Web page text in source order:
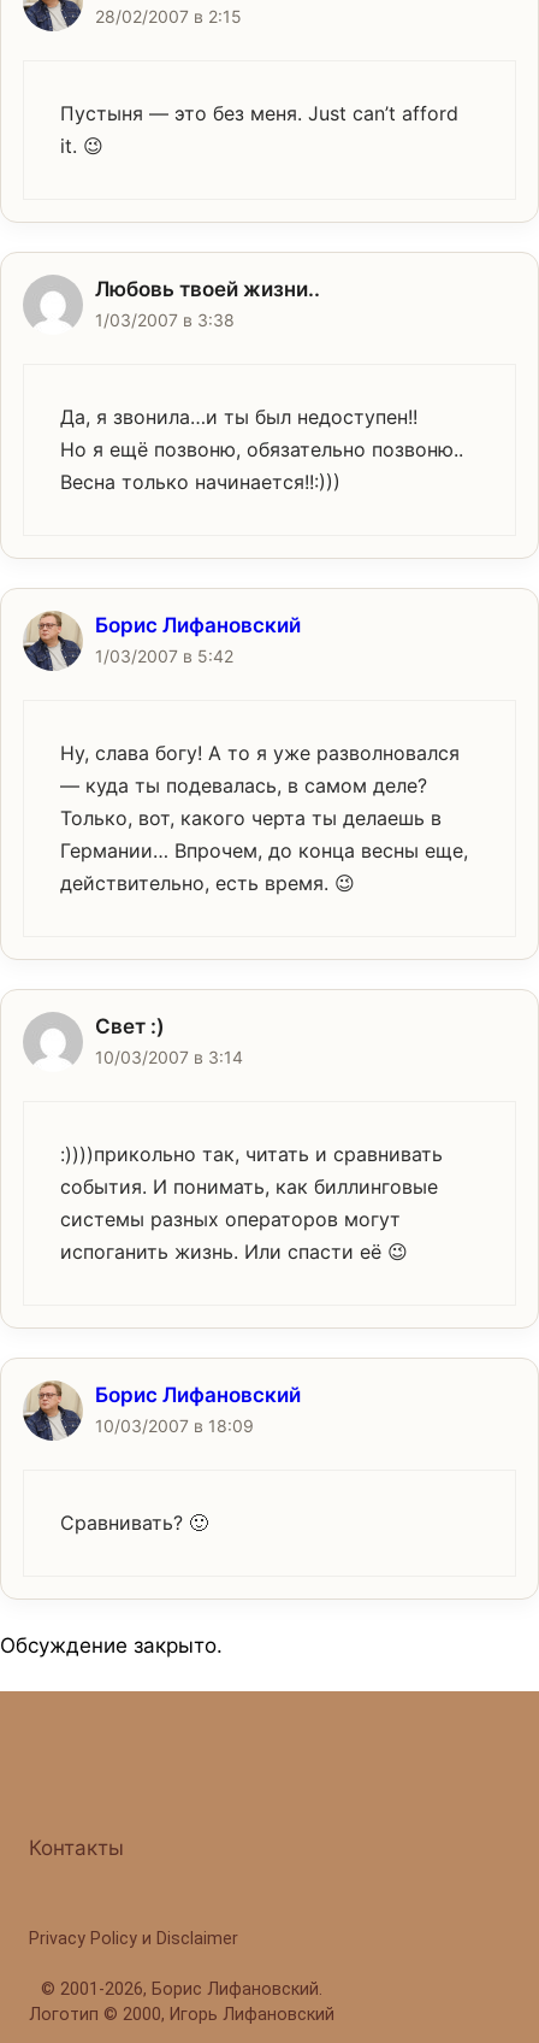
28/02/2007 в 2:15
Пустыня — это без меня. Just can’t afford
it. 😉
Любовь твоей жизни..
1/03/2007 в 3:38
Да, я звонила…и ты был недоступен!!
Но я ещё позвоню, обязательно позвоню..
Весна только начинается!!:)))
Борис Лифановский
1/03/2007 в 5:42
Ну, слава богу! А то я уже разволновался
— куда ты подевалась, в самом деле?
Только, вот, какого черта ты делаешь в
Германии… Впрочем, до конца весны еще,
действительно, есть время. 😉
Свет :)
10/03/2007 в 3:14
:))))прикольно так, читать и сравнивать
события. И понимать, как биллинговые
системы разных операторов могут
испоганить жизнь. Или спасти её 😉
Борис Лифановский
10/03/2007 в 18:09
Сравнивать? 🙂
Обсуждение закрыто.
Контакты
© 2001-2026, Борис Лифановский.
Логотип © 2000, Игорь Лифановский
Privacy Policy и Disclaimer